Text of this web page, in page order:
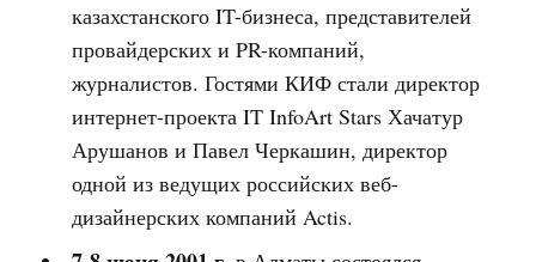
казахстанского IT-бизнеса, представителей
провайдерских и PR-компаний,
журналистов. Гостями КИФ стали директор
интернет-проекта IT InfoArt Stars Хачатур
Арушанов и Павел Черкашин, директор
одной из ведущих российских веб-
дизайнерских компаний Actis.